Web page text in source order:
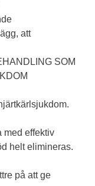
att
SOM
med effektiv
helt elimineras.
på att ge